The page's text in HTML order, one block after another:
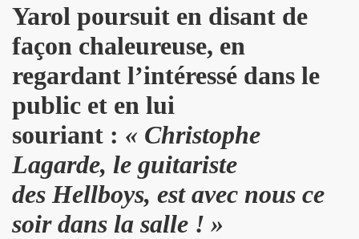
Yarol poursuit en disant de
façon chaleureuse, en
regardant l’intéressé dans le
public et en lui
souriant : « Christophe
Lagarde, le guitariste
des Hellboys, est avec nous ce
soir dans la salle ! »
de MARIE FRANCE le 9 fevrier 2011 au restaurant du
de "QUERELLE DE BREST", un musical de
le 25 decembre 2010 et le 1er janvier 2011.
du gala-diner annuel au profit de l'association AIDES
8 octobre 2010 a l UNDERBELLY CLUB a LONDRES.
septembre 2010 aux BOUFFES DU NORD (Paris).
6, 7 et 8 aout 2010 au festival "LES NUITS SECRETES"